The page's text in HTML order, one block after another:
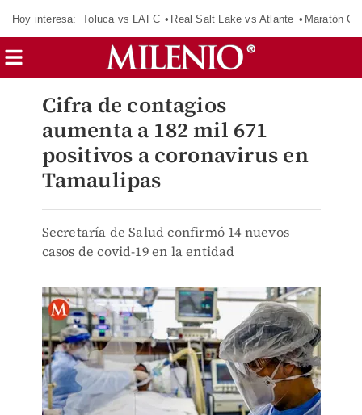
Hoy interesa: Toluca vs LAFC Real Salt Lake vs Atlante Maratón
Cifra de contagios
aumenta a 182 mil 671
positivos a coronavirus en
Tamaulipas
Secretaría de Salud confirmó 14 nuevos
casos de covid-19 en la entidad